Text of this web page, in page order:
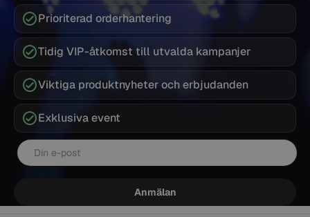
strängar som klarar den större kroppen och ger
mer volym och resonans.
Tenorukulele– Behöver starkare strängar med
mer spänning för att bibehålla intonation och
Baritonukulele– Har en annan stämning (D-G-
B-E, precis som de fyra nedersta strängarna på
en gitarr) och kräver specialdesignade strängar.
Prioriterad orderhantering
Tidig VIP-åtkomst till utvalda kampanjer
Viktiga produktnyheter och erbjudanden
Exklusiva event
E-post
Anmälan